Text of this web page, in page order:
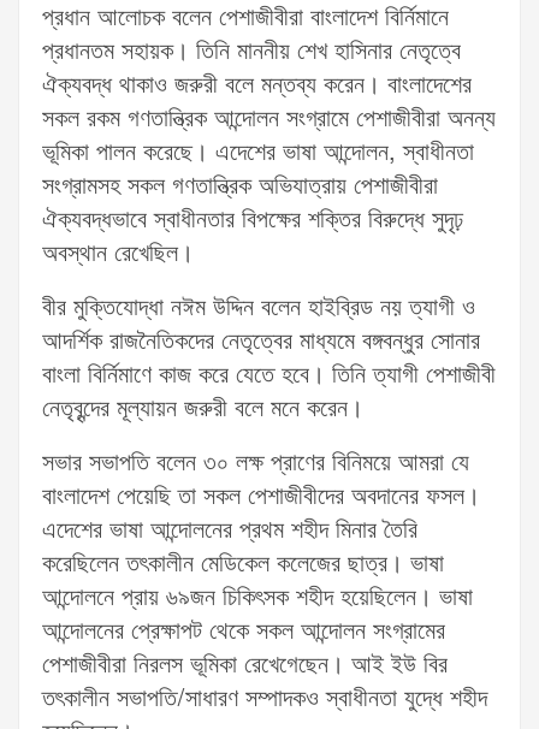
প্রধান আলোচক বলেন পেশাজীবীরা বাংলাদেশ বির্নিমানে
প্রধানতম সহায়ক। তিনি মাননীয় শেখ হাসিনার নেতৃত্বে
ঐক্যবদ্ধ থাকাও জরুরী বলে মন্তব্য করেন। বাংলাদেশের
সকল রকম গণতান্ত্রিক আন্দোলন সংগ্রামে পেশাজীবীরা অনন্য
ভূমিকা পালন করেছে। এদেশের ভাষা আন্দোলন, স্বাধীনতা
সংগ্রামসহ সকল গণতান্ত্রিক অভিযাত্রায় পেশাজীবীরা
ঐক্যবদ্ধভাবে স্বাধীনতার বিপক্ষের শক্তির বিরুদ্ধে সুদৃঢ়
অবস্থান রেখেছিল।
বীর মুক্তিযোদ্ধা নঈম উদ্দিন বলেন হাইব্রিড নয় ত্যাগী ও
আদর্শিক রাজনৈতিকদের নেতৃত্বের মাধ্যমে বঙ্গবন্ধুর সোনার
বাংলা বির্নিমাণে কাজ করে যেতে হবে। তিনি ত্যাগী পেশাজীবী
নেতৃবৃন্দের মূল্যায়ন জরুরী বলে মনে করেন।
সভার সভাপতি বলেন ৩০ লক্ষ প্রাণের বিনিময়ে আমরা যে
বাংলাদেশ পেয়েছি তা সকল পেশাজীবীদের অবদানের ফসল।
এদেশের ভাষা আন্দোলনের প্রথম শহীদ মিনার তৈরি
করেছিলেন তৎকালীন মেডিকেল কলেজের ছাত্র। ভাষা
আন্দোলনে প্রায় ৬৯জন চিকিৎসক শহীদ হয়েছিলেন। ভাষা
আন্দোলনের প্রেক্ষাপট থেকে সকল আন্দোলন সংগ্রামের
পেশাজীবীরা নিরলস ভূমিকা রেখেগেছেন। আই ইউ বির
তৎকালীন সভাপতি/সাধারণ সম্পাদকও স্বাধীনতা যুদ্ধে শহীদ